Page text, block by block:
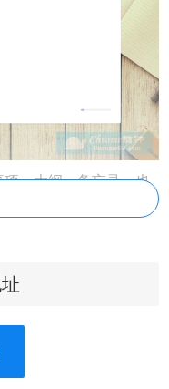
、大纲、备忘录，也
、产品路径图、脑力
自订格式或样式，支